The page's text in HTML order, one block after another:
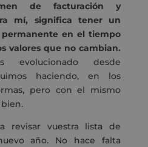
de facturación y
mí, significa tener un
en el tiempo
valores que no cambian.
evolucionado desde
haciendo, en los
pero con el mismo
bien.
revisar vuestra lista de
año. No hace falta